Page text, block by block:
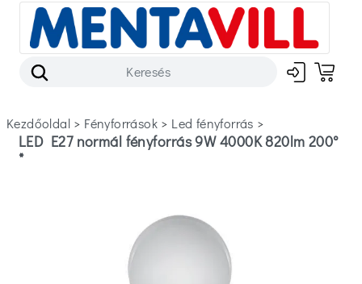
Kezdőoldal > fényforrások > led fényforrás >
LED E27 normál fényforrás 9W 4000K 820lm 200°
*